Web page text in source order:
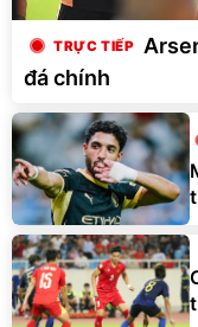
đá chính